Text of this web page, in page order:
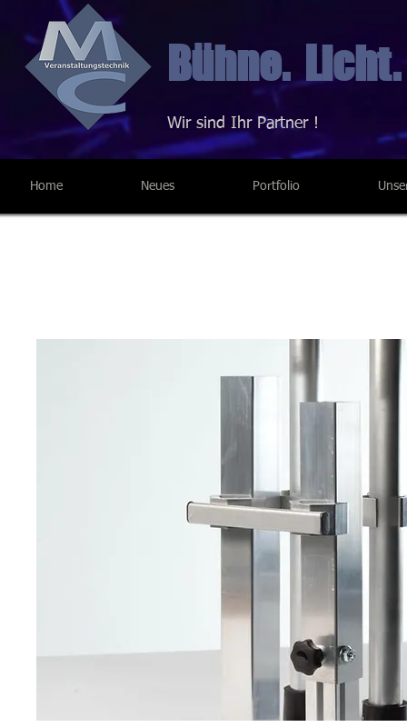
Home Neues Portfolio
Bühne.
Wir sind Ihr Partner !